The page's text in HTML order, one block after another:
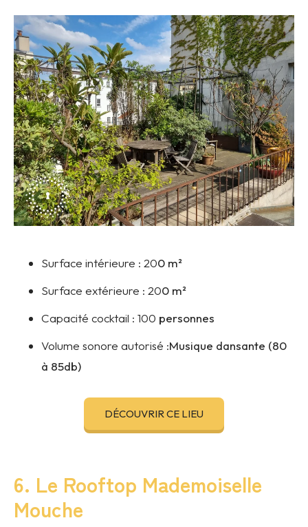
Surface intérieure : 200 m²
Surface extérieure : 200 m²
Capacité cocktail : 100 personnes
Volume sonore autorisé :Musique dansante (80
à 85db)
DÉCOUVRIR CE LIEU
6. Le Rooftop Mademoiselle
Mouche